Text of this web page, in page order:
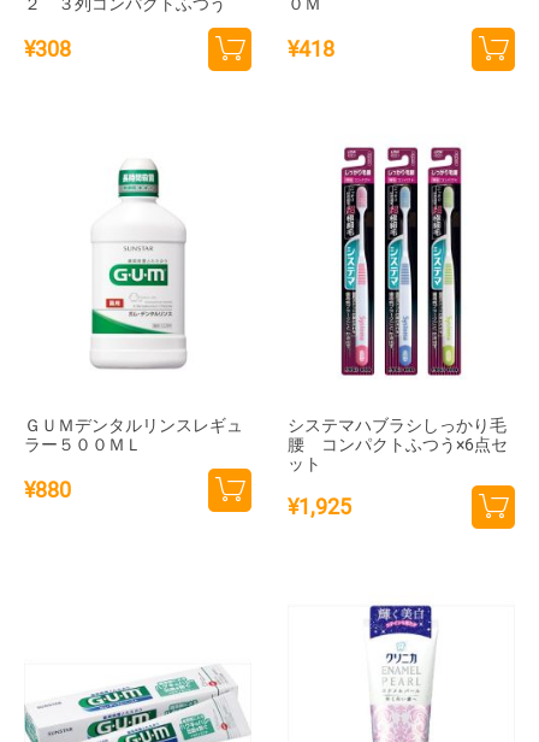
¥308 ¥418
ＧＵＭデンタルリンスレギュ
ラー５００ＭＬ
¥880
システマハブラシしっかり毛
腰 コンパクトふつう×6点セ
ット
¥1,925